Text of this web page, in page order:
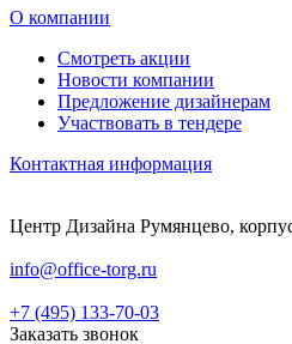
О компании
Смотреть акции
Новости компании
Предложение дизайнерам
Участвовать в тендере
Контактная информация
Центр Дизайна Румянцево,
info@office-torg.ru
+7 (495) 133-70-03
Заказать звонок